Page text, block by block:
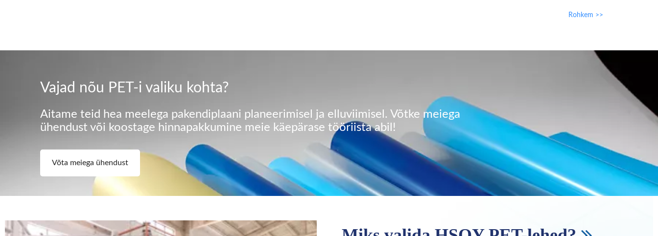
Rohkem >>
Vajad nõu PET-i valiku kohta?
Aitame teid hea meelega pakendiplaani planeerimisel ja elluviimisel. Võtke meiega
ühendust või koostage hinnapakkumine meie käepärase tööriista abil!
Võta meiega ühendust